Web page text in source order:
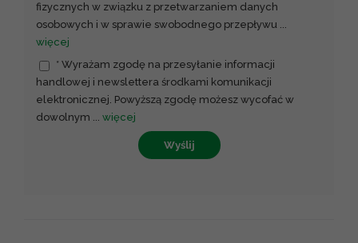
fizycznych w związku z przetwarzaniem danych
osobowych i w sprawie swobodnego przepływu ...
więcej
* Wyrażam zgodę na przesyłanie informacji
handlowej i newslettera środkami komunikacji
elektronicznej. Powyższą zgodę możesz wycofać w
dowolnym ... więcej
Wyślij